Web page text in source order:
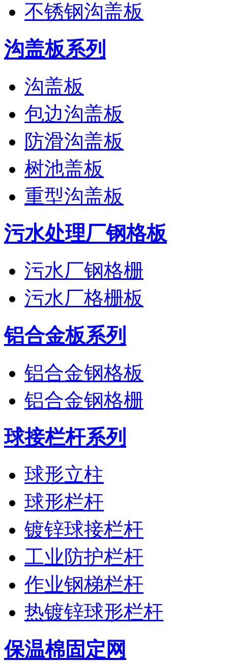
不锈钢沟盖板
沟盖板系列
沟盖板
包边沟盖板
防滑沟盖板
树池盖板
重型沟盖板
污水处理厂钢格板
污水厂钢格栅
污水厂格栅板
铝合金板系列
铝合金钢格板
铝合金钢格栅
球接栏杆系列
球形立柱
球形栏杆
镀锌球接栏杆
工业防护栏杆
作业钢梯栏杆
热镀锌球形栏杆
保温棉固定网